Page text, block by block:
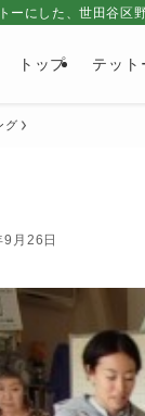
ーにした、世田谷区
トップ テット
グ
月26日